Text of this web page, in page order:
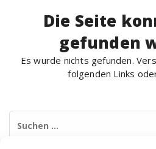
Die Seite
gefunden
Es wurde nichts gefunden.
folgenden Links